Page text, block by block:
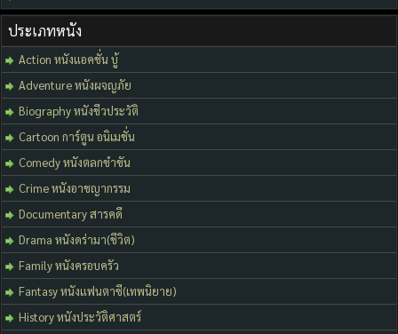
ประเภทหนัง
Action หนังแอคชั่น บู้
Adventure หนังผจญภัย
Biography หนังชีวประวัติ
Cartoon การ์ตูน อนิเมชั่น
Comedy หนังตลกขำขัน
Crime หนังอาชญากรรม
Documentary สารคดี
Drama หนังดร่ามา(ชีวิต)
Family หนังครอบครัว
Fantasy หนังแฟนตาซี(เทพนิยาย)
History หนังประวัติศาสตร์